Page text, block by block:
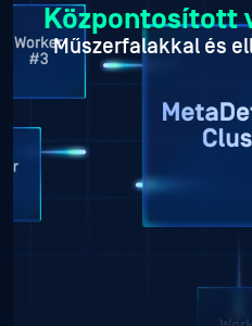
Központosított
Műszerfalakkal és